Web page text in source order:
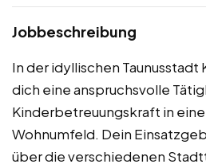
Jobbeschreibung
In der idyllischen
dich eine anspruchsvolle
Kinderbetreuungskraft in
Wohnumfeld. Dein
über die verschiedenen